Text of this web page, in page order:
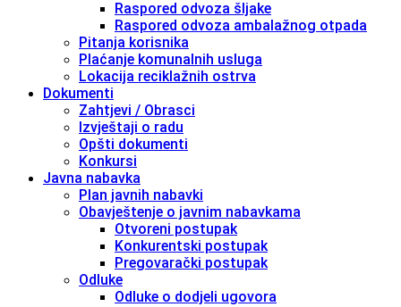
Raspored odvoza šljake
Raspored odvoza ambalažnog otpada
Pitanja korisnika
Plaćanje komunalnih usluga
Lokacija reciklažnih ostrva
Dokumenti
Zahtjevi / Obrasci
Izvještaji o radu
Opšti dokumenti
Konkursi
Javna nabavka
Plan javnih nabavki
Obavještenje o javnim nabavkama
Otvoreni postupak
Konkurentski postupak
Pregovarački postupak
Odluke
Odluke o dodjeli ugovora